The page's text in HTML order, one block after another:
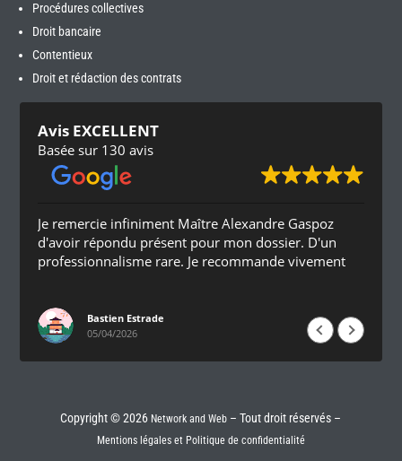
Procédures collectives
Droit bancaire
Contentieux
Droit et rédaction des contrats
Avis EXCELLENT
Basée sur 130 avis
Je remercie infiniment Maître Alexandre Gaspoz
d'avoir répondu présent pour mon dossier. D'un
professionnalisme rare. Je recommande vivement
Bastien Estrade
05/04/2026
Copyright © 2026 Network and Web – Tout droit réservés –
Mentions légales et Politique de confidentialité